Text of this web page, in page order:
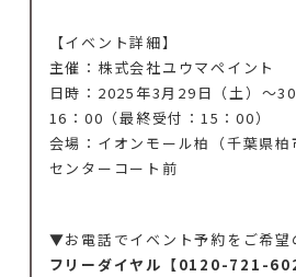
【イベント詳細】
主催：株式会社ユウマペイント
日時：2025年3月29日（土）～30
16：00（最終受付：15：00）
会場：イオンモール柏（千葉県
センターコート前
▼お電話でイベント予約をご希
フリーダイヤル【0120-721-